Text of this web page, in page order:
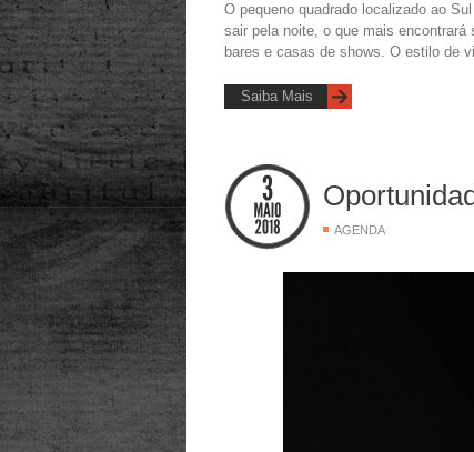
O pequeno quadrado localizado ao
sair pela noite, o que mais
bares e casas de shows. O estilo de
Saiba Mais
AGENDA